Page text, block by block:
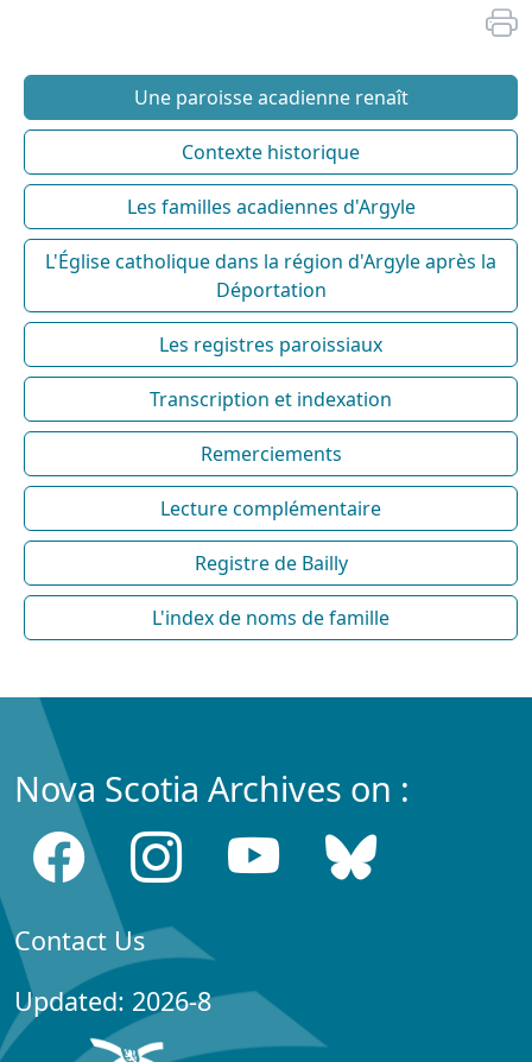
Une paroisse acadienne renaît
Contexte historique
Les familles acadiennes d'Argyle
L'Église catholique dans la région d'Argyle après la
Déportation
Les registres paroissiaux
Transcription et indexation
Remerciements
Lecture complémentaire
Registre de Bailly
L'index de noms de famille
Nova Scotia Archives on :
Contact Us
Updated: 2026-8